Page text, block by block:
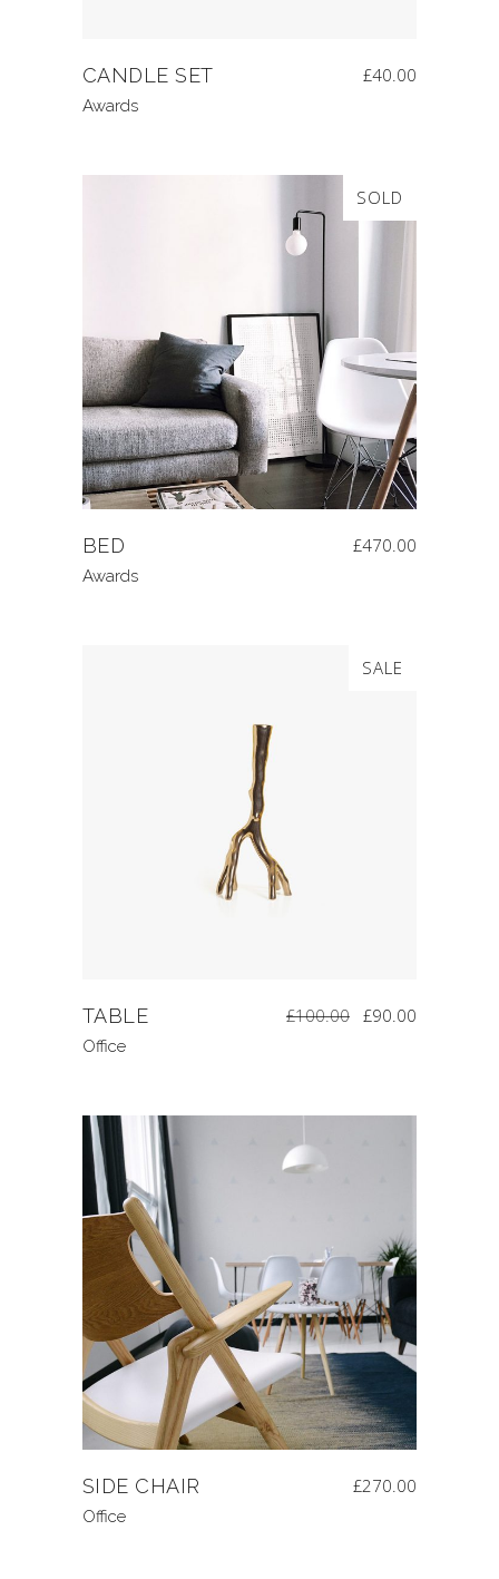
CANDLE SET £40.00
Awards
SOLD
BED £470.00
Awards
SALE
TABLE £100.00 £90.00
Office
SIDE CHAIR £270.00
Office